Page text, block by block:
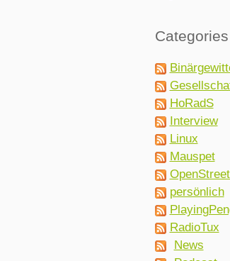
Categories
HoRadS
Interview
Linux
Mauspet
persönlich
RadioTux
News